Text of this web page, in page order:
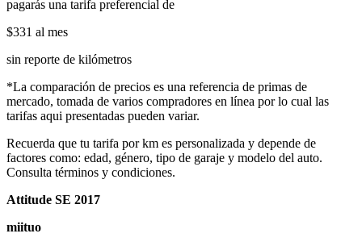
pagarás una tarifa preferencial de
$331 al mes
sin reporte de kilómetros
*La comparación de precios es una referencia de primas de
mercado, tomada de varios compradores en línea por lo cual las
tarifas aqui presentadas pueden variar.
Recuerda que tu tarifa por km es personalizada y depende de
factores como: edad, género, tipo de garaje y modelo del auto.
Consulta términos y condiciones.
Attitude SE 2017
miituo